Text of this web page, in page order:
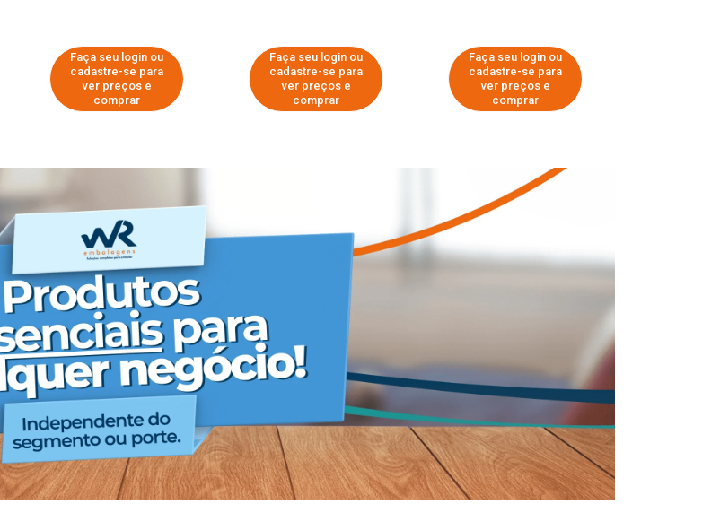
Faça seu login ou
cadastre-se para
ver preços e
comprar
Faça seu login ou
cadastre-se para
ver preços e
comprar
Faça seu login ou
cadastre-se para
ver preços e
comprar